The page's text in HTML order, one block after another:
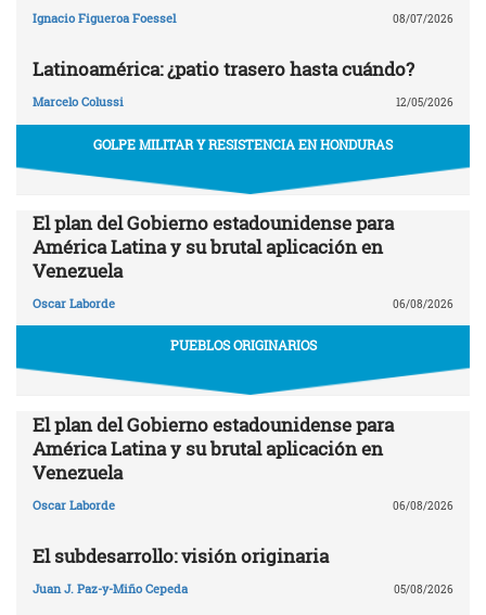
Ignacio Figueroa Foessel 08/07/2026
Latinoamérica: ¿patio trasero hasta cuándo?
Marcelo Colussi 12/05/2026
GOLPE MILITAR Y RESISTENCIA EN HONDURAS
El plan del Gobierno estadounidense para
América Latina y su brutal aplicación en
Venezuela
Oscar Laborde 06/08/2026
PUEBLOS ORIGINARIOS
El plan del Gobierno estadounidense para
América Latina y su brutal aplicación en
Venezuela
Oscar Laborde 06/08/2026
El subdesarrollo: visión originaria
Juan J. Paz-y-Miño Cepeda 05/08/2026